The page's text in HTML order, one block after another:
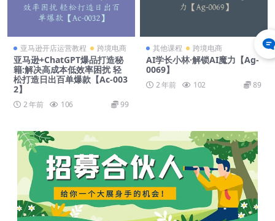
亚马逊开店运营教程 跨境电商
亚马逊+ChatGPT爆品打造秘
籍:解决高成本低效率困扰 轻
松打造日出百单爆款【Ac-003
2】
2 年前 106 99
其他课程 跨境电商
AI学长小林·解锁AI魔力【Ag-
0069】
2 年前 102 89